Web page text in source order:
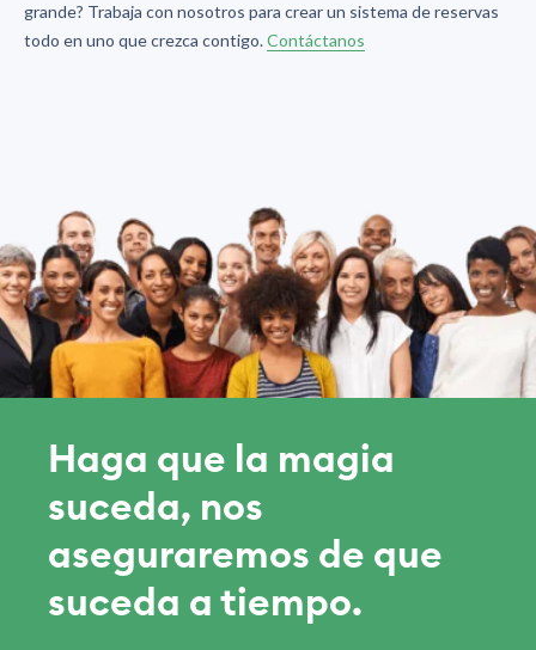
grande? Trabaja con nosotros para crear un sistema de reservas
todo en uno que crezca contigo.Contáctanos
Haga que la magia
suceda, nos
aseguraremos de que
suceda a tiempo.